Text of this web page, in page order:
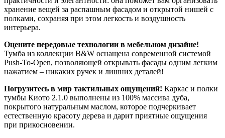
хранение вещей за распашным фасадом и открытой нишей с
полками, сохраняя при этом легкость и воздушность
интерьера.
Оцените передовые технологии в мебельном дизайне!
Тумба из коллекции B&W оснащена современной системой
Push-To-Open, позволяющей открывать фасады одним легким
нажатием – никаких ручек и лишних деталей!
Погрузитесь в мир тактильных ощущений! Каркас и полки
тумбы Киото 2.1.0 выполнены из 100% массива дуба,
покрытого натуральным маслом, которое подчеркивает
естественную красоту дерева и дарит приятные ощущения
при прикосновении.